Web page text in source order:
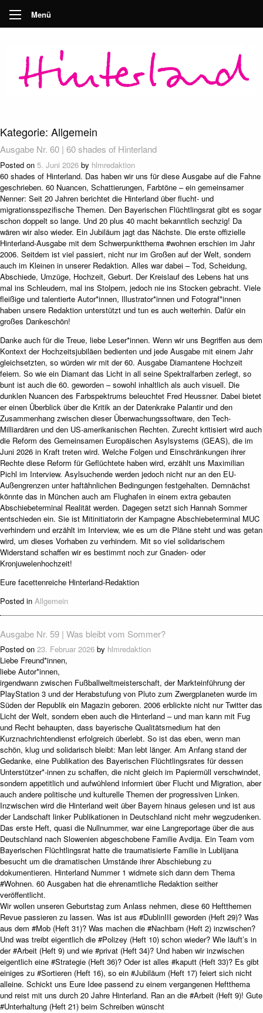
Menü
Kategorie: Allgemein
Ausgabe Nr. 60 | 60 shades of Hinterland
Posted on 5. Juni 2026 by hlmredaktion
60 shades of Hinterland. Das haben wir uns für diese Ausgabe auf die Fahne
geschrieben. 60 Nuancen, Schattierungen, Farbtöne – ein gemeinsamer
Nenner: Seit 20 Jahren berichtet die Hinterland über flucht- und
migrationsspezifische Themen. Den Bayerischen Flüchtlingsrat gibt es sogar
schon doppelt so lange. Und 20 plus 40 macht bekanntlich sechzig! Da
wären wir also wieder. Ein Jubiläum jagt das Nächste. Die erste offizielle
Hinterland-Ausgabe mit dem Schwerpunktthema #wohnen erschien im Jahr
2006. Seitdem ist viel passiert, nicht nur im Großen auf der Welt, sondern
auch im Kleinen in unserer Redaktion. Alles war dabei – Tod, Scheidung,
Abschiede, Umzüge, Hochzeit, Geburt. Der Kreislauf des Lebens hat uns
mal ins Schleudern, mal ins Stolpern, jedoch nie ins Stocken gebracht. Viele
fleißige und talentierte Autor*innen, Illustrator*innen und Fotograf*innen
haben unsere Redaktion unterstützt und tun es auch weiterhin. Dafür ein
großes Dankeschön!
Danke auch für die Treue, liebe Leser*innen. Wenn wir uns Begriffen aus dem
Kontext der Hochzeitsjubiläen bedienten und jede Ausgabe mit einem Jahr
gleichsetzten, so würden wir mit der 60. Ausgabe Diamantene Hochzeit
feiern. So wie ein Diamant das Licht in all seine Spektralfarben zerlegt, so
bunt ist auch die 60. geworden – sowohl inhaltlich als auch visuell. Die
dunklen Nuancen des Farbspektrums beleuchtet Fred Heussner. Dabei bietet
er einen Überblick über die Kritik an der Datenkrake Palantir und den
Zusammenhang zwischen dieser Überwachungssoftware, den Tech-
Milliardären und den US-amerikanischen Rechten. Zurecht kritisiert wird auch
die Reform des Gemeinsamen Europäischen Asylsystems (GEAS), die im
Juni 2026 in Kraft treten wird. Welche Folgen und Einschränkungen ihrer
Rechte diese Reform für Geflüchtete haben wird, erzählt uns Maximilian
Pichl im Interview. Asylsuchende werden jedoch nicht nur an den EU-
Außengrenzen unter haftähnlichen Bedingungen festgehalten. Demnächst
könnte das in München auch am Flughafen in einem extra gebauten
Abschiebeterminal Realität werden. Dagegen setzt sich Hannah Sommer
entschieden ein. Sie ist Mitinitiatorin der Kampagne Abschiebeterminal MUC
verhindern und erzählt im Interview, wie es um die Pläne steht und was getan
wird, um dieses Vorhaben zu verhindern. Mit so viel solidarischem
Widerstand schaffen wir es bestimmt noch zur Gnaden- oder
Kronjuwelenhochzeit!
Eure facettenreiche Hinterland-Redaktion
Posted in Allgemein
Ausgabe Nr. 59 | Was bleibt vom Sommer?
Posted on 23. Februar 2026 by hlmredaktion
Liebe Freund*innen,
liebe Autor*innen,
irgendwann zwischen Fußballweltmeisterschaft, der Markteinführung der
PlayStation 3 und der Herabstufung von Pluto zum Zwergplaneten wurde im
Süden der Republik ein Magazin geboren. 2006 erblickte nicht nur Twitter das
Licht der Welt, sondern eben auch die Hinterland – und man kann mit Fug
und Recht behaupten, dass bayerische Qualitätsmedium hat den
Kurznachrichtendienst erfolgreich überlebt. So ist das eben, wenn man
schön, klug und solidarisch bleibt: Man lebt länger. Am Anfang stand der
Gedanke, eine Publikation des Bayerischen Flüchtlingsrates für dessen
Unterstützer*-innen zu schaffen, die nicht gleich im Papiermüll verschwindet,
sondern appetitlich und aufwühlend informiert über Flucht und Migration, aber
auch andere politische und kulturelle Themen der progressiven Linken.
Inzwischen wird die Hinterland weit über Bayern hinaus gelesen und ist aus
der Landschaft linker Publikationen in Deutschland nicht mehr wegzudenken.
Das erste Heft, quasi die Nullnummer, war eine Langreportage über die aus
Deutschland nach Slowenien abgeschobene Familie Avdija. Ein Team vom
Bayerischen Flüchtlingsrat hatte die traumatisierte Familie in Lublijana
besucht um die dramatischen Umstände ihrer Abschiebung zu
dokumentieren. Hinterland Nummer 1 widmete sich dann dem Thema
#Wohnen. 60 Ausgaben hat die ehrenamtliche Redaktion seither
veröffentlicht.
Wir wollen unseren Geburtstag zum Anlass nehmen, diese 60 Heftthemen
Revue passieren zu lassen. Was ist aus #DublinIII geworden (Heft 29)? Was
aus dem #Mob (Heft 31)? Was machen die #Nachbarn (Heft 2) inzwischen?
Und was treibt eigentlich die #Polizey (Heft 10) schon wieder? Wie läuft’s in
der #Arbeit (Heft 9) und wie #privat (Heft 34)? Und haben wir inzwischen
eigentlich eine #Strategie (Heft 36)? Oder ist alles #kaputt (Heft 33)? Es gibt
einiges zu #Sortieren (Heft 16), so ein #Jubiläum (Heft 17) feiert sich nicht
alleine. Schickt uns Eure Idee passend zu einem vergangenen Heftthema
und reist mit uns durch 20 Jahre Hinterland. Ran an die #Arbeit (Heft 9)! Gute
#Unterhaltung (Heft 21) beim Schreiben wünscht